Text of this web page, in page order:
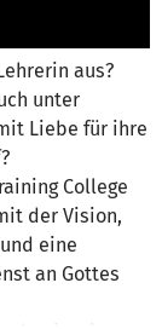
aus?
unter
Liebe für ihre
College
der Vision,
eine
an Gottes